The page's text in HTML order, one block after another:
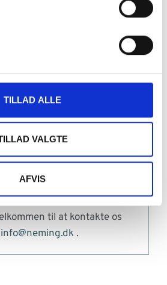
TILLAD ALLE
VALGTE
AFVIS
og i mål?
spørgsmål:Vi er altid
af tagboliger og tilbyder
en glat proces for dig.
til at kontakte os
info@neming.dk.